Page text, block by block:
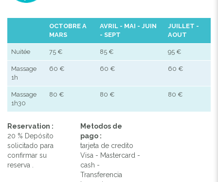
OCTOBRE A
MARS
AVRIL - MAI - JUIN
- SEPT
JUILLET -
AOUT
Nuitée 75 € 85 € 95 €
Massage
1h
60 € 60 € 60 €
Massage
1h30
80 € 80 € 80 €
Reservation :
20 % Depósito
solicitado para
confirmar su
reserva .
Metodos de
pago :
tarjeta de credito
Visa - Mastercard -
cash -
Transferencia